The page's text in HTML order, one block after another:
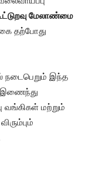
மேலாண்மை
தற்போது
நடைபெறும் இந்த
இணைந்து
வங்கிகள் மற்றும்